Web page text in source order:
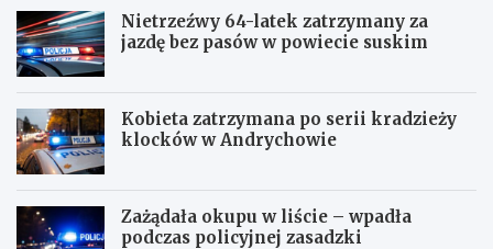
Nietrzeźwy 64-latek zatrzymany za
jazdę bez pasów w powiecie suskim
Kobieta zatrzymana po serii kradzieży
klocków w Andrychowie
Zażądała okupu w liście – wpadła
podczas policyjnej zasadzki